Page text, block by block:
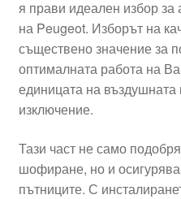
Моята сметка
Плащанията
Политика за поверителност
Правила и условия
Процедура за рекламации
я прави идеален избор за
на Peugeot. Изборът на
съществено значение за
оптималната работа на
единицата на въздушната
изключение.
Тази част не само
шофиране, но и
пътниците. С